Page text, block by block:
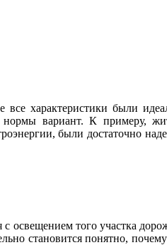
характеристики были
вариант. К примеру,
были достаточно
освещением того участка
становится понятно,